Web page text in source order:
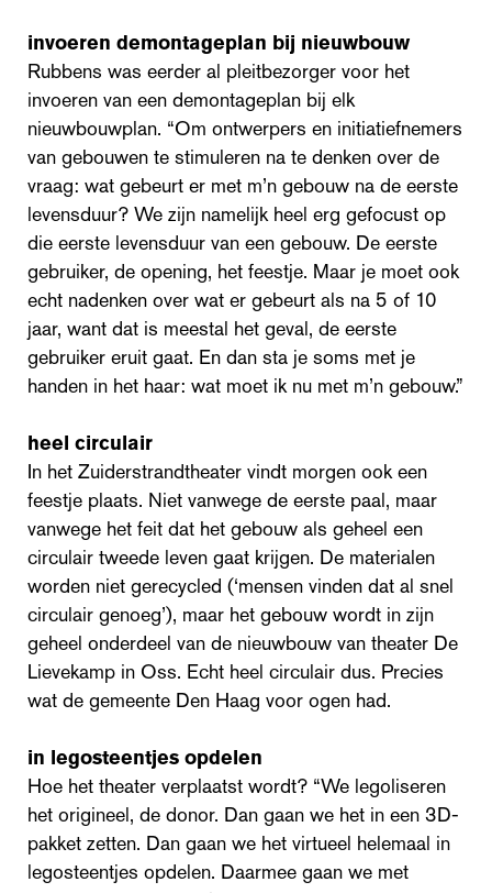
invoeren demontageplan bij nieuwbouw
Rubbens was eerder al pleitbezorger voor het
invoeren van een demontageplan bij elk
nieuwbouwplan. “Om ontwerpers en initiatiefnemers
van gebouwen te stimuleren na te denken over de
vraag: wat gebeurt er met m’n gebouw na de eerste
levensduur? We zijn namelijk heel erg gefocust op
die eerste levensduur van een gebouw. De eerste
gebruiker, de opening, het feestje. Maar je moet ook
echt nadenken over wat er gebeurt als na 5 of 10
jaar, want dat is meestal het geval, de eerste
gebruiker eruit gaat. En dan sta je soms met je
handen in het haar: wat moet ik nu met m’n gebouw.”
heel circulair
In het Zuiderstrandtheater vindt morgen ook een
feestje plaats. Niet vanwege de eerste paal, maar
vanwege het feit dat het gebouw als geheel een
circulair tweede leven gaat krijgen. De materialen
worden niet gerecycled (‘mensen vinden dat al snel
circulair genoeg’), maar het gebouw wordt in zijn
geheel onderdeel van de nieuwbouw van theater De
Lievekamp in Oss. Echt heel circulair dus. Precies
wat de gemeente Den Haag voor ogen had.
in legosteentjes opdelen
Hoe het theater verplaatst wordt? “We legoliseren
het origineel, de donor. Dan gaan we het in een 3D-
pakket zetten. Dan gaan we het virtueel helemaal in
legosteentjes opdelen. Daarmee gaan we met